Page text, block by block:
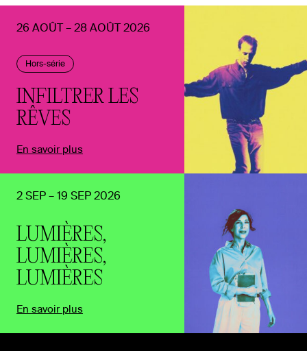
Hors-série
INFILTRER LES
RÊVES
26 AOÛT – 28 AOÛT 2026
En savoir plus
LUMIÈRES,
LUMIÈRES,
LUMIÈRES
2 SEP – 19 SEP 2026
En savoir plus